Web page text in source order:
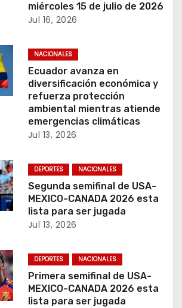
miércoles 15 de julio de 2026
Jul 16, 2026
NACIONALES
Ecuador avanza en
diversificación económica y
refuerza protección
ambiental mientras atiende
emergencias climáticas
Jul 13, 2026
DEPORTES NACIONALES
Segunda semifinal de USA-
MEXICO-CANADA 2026 esta
lista para ser jugada
Jul 13, 2026
DEPORTES NACIONALES
Primera semifinal de USA-
MEXICO-CANADA 2026 esta
lista para ser jugada